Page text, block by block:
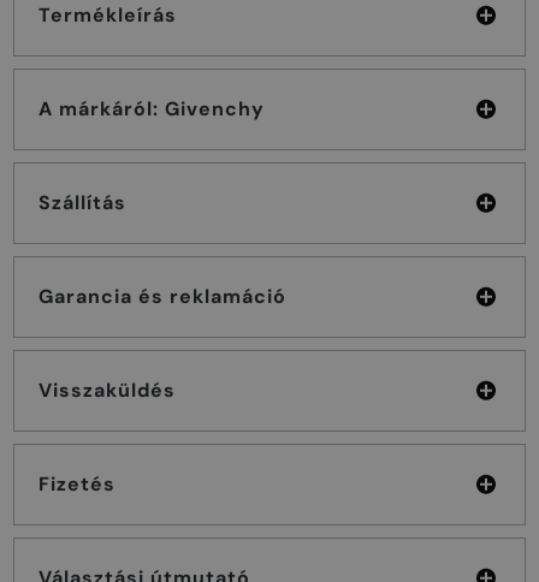
Termékleírás
A márkáról: Givenchy
Szállítás
Garancia és reklamáció
Visszaküldés
Fizetés